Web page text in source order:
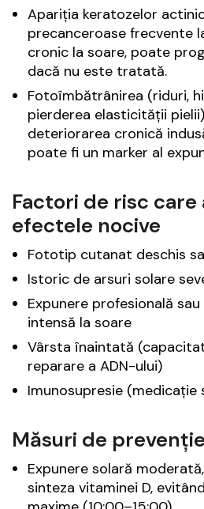
Apariția keratozelor
precanceroase frecvente
cronic la soare, poate
dacă nu este tratată.
Fotoîmbătrânirea (riduri,
pierderea elasticității
deteriorarea cronică
poate fi un marker al
Factori de risc
efectele nocive
Fototip cutanat deschis
Istoric de arsuri solare
Expunere profesională
intensă la soare
Vârsta înaintată
reparare a ADN-ului)
Imunosupresie (medicație
Măsuri de prevenție
Expunere solară
sinteza vitaminei D,